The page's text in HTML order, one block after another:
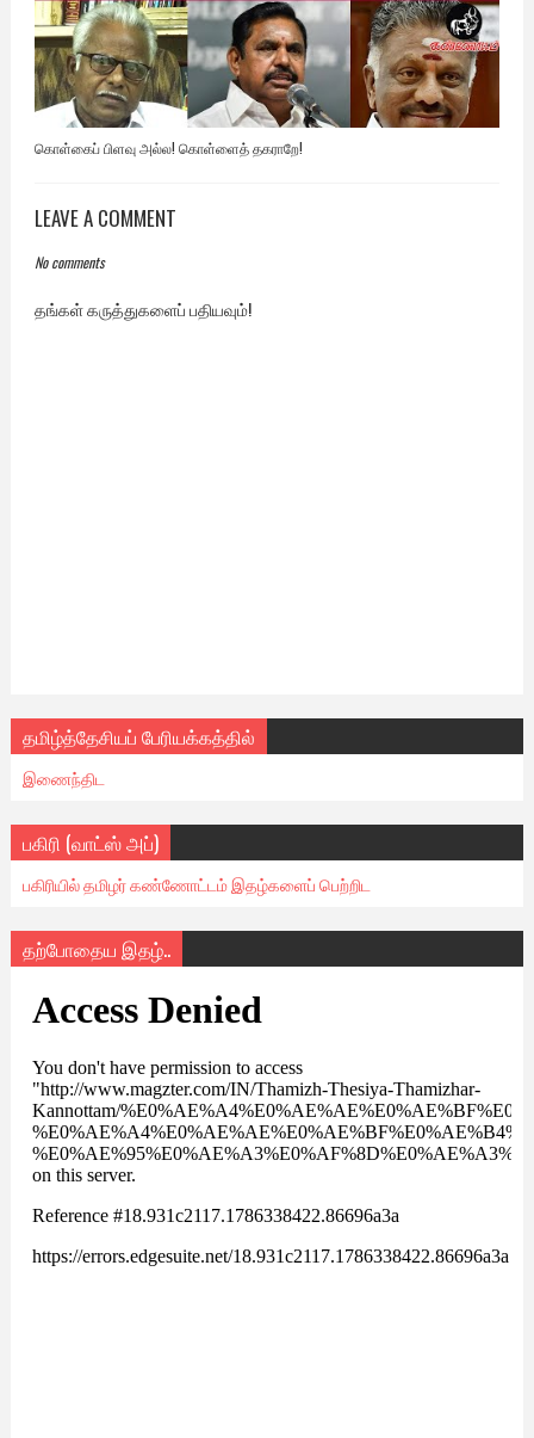
கொள்கைப் பிளவு அல்ல! கொள்ளைத் தகராறே!
LEAVE A COMMENT
No comments
தங்கள் கருத்துகளைப் பதியவும்!
தமிழ்த்தேசியப் பேரியக்கத்தில்
இணைந்திட
பகிரி (வாட்ஸ் அப்)
பகிரியில் தமிழர் கண்ணோட்டம் இதழ்களைப் பெற்றிட
தற்போதைய இதழ்..